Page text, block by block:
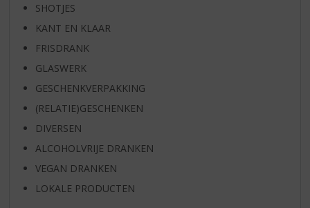
SHOTJES
KANT EN KLAAR
FRISDRANK
GLASWERK
GESCHENKVERPAKKING
(RELATIE)GESCHENKEN
DIVERSEN
ALCOHOLVRIJE DRANKEN
VEGAN DRANKEN
LOKALE PRODUCTEN